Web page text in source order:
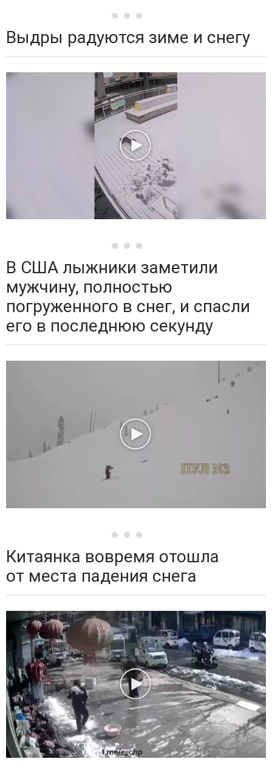
Выдры радуются зиме и снегу
В США лыжники заметили
мужчину, полностью
погруженного в снег, и спасли
его в последнюю секунду
Китаянка вовремя отошла
от места падения снега